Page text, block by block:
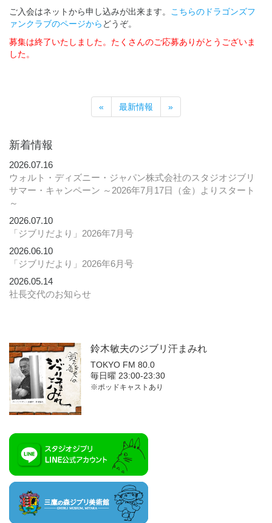
ご入会はネットから申し込みが出来ます。
こちらのドラゴンズフ
ァンクラブのページから どうぞ。
募集は終了いたしました。たくさんのご応募ありがとうございま
した。
« 最新情報 »
新着情報
2026.07.16
ウォルト・ディズニー・ジャパン株式会社のスタジオジブリ
サマー・キャンペーン ～2026年7月17日（金）よりスタート
～
2026.07.10
「ジブリだより」2026年7月号
2026.06.10
「ジブリだより」2026年6月号
2026.05.14
社長交代のお知らせ
鈴木敏夫のジブリ汗まみれ
TOKYO FM 80.0
毎日曜 23:00-23:30
※ポッドキャストあり